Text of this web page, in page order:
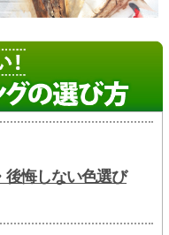
後悔しない色選び